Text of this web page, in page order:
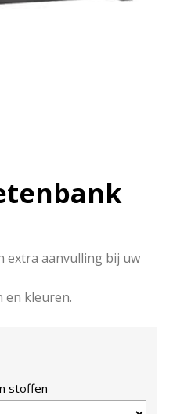
extra aanvulling bij uw
en kleuren.
stoffen